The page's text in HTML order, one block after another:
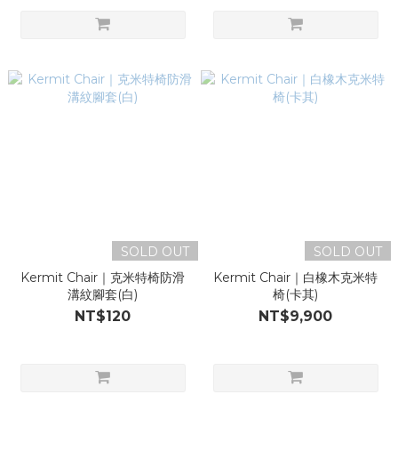
SOLD OUT
Kermit Chair｜克米特椅防滑
溝紋腳套(白)
NT$120
SOLD OUT
Kermit Chair｜白橡木克米特
椅(卡其)
NT$9,900